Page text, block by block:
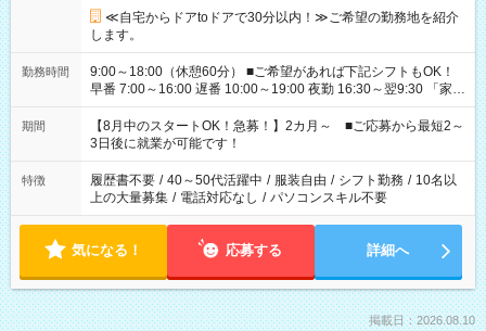
≪自宅からドアtoドアで30分以内！≫ご希望の勤務地を紹介
します。
勤務時間
9:00～18:00（休憩60分） ■ご希望があれば下記シフトもOK！
早番 7:00～16:00 遅番 10:00～19:00 夜勤 16:30～翌9:30 「家族
と休みを合わせたい」 「余裕を持って夕飯の準備がしたい」
「できれば残業はしたくない」 など、ご希望を教えてください
ね。 ※Wワーク希望の方へ 今ご覧のお仕事で希望する勤務時間
と、もう1つのお仕事の勤務時間。 合計で週40時間を超える場
合は応募できません。
期間
【8月中のスタートOK！急募！】2カ月～ ■ご応募から最短2～
3日後に就業が可能です！
特徴 履歴書不要 / 40～50代活躍中 / 服装自由 / シフト勤務 / 10名以
上の大量募集 / 電話対応なし / パソコンスキル不要
気になる！ 応募する 詳細へ
掲載日：2026.08.10